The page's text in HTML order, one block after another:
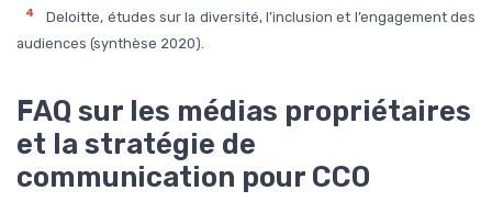
4
Deloitte, études sur la diversité, l’inclusion et l’engagement des
audiences (synthèse 2020).
FAQ sur les médias propriétaires
et la stratégie de
communication pour CCO